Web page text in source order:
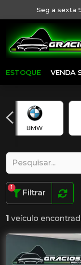
Seg a sexta
ESTOQUE VENDA
BMW
Filtrar
1
1 veículo